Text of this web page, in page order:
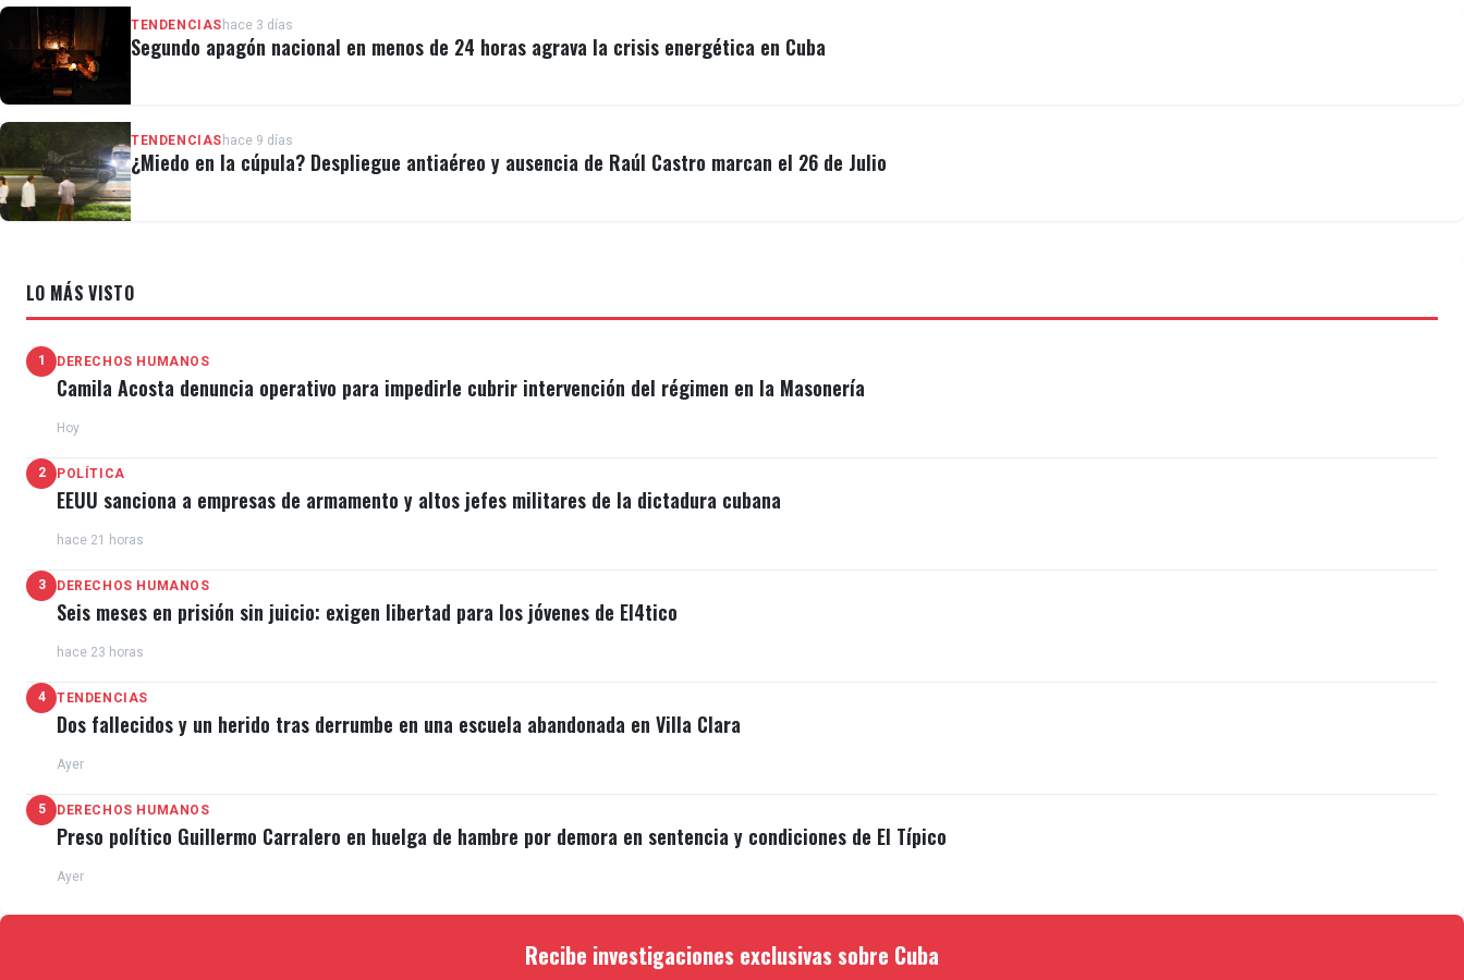
TENDENCIAS hace 3 días
Segundo apagón nacional en menos de 24 horas agrava la crisis energética en Cuba
TENDENCIAS hace 9 días
¿Miedo en la cúpula? Despliegue antiaéreo y ausencia de Raúl Castro marcan el 26 de Julio
LO MÁS VISTO
1 DERECHOS HUMANOS
Camila Acosta denuncia operativo para impedirle cubrir intervención del régimen en la Masonería
Hoy
2 POLÍTICA
EEUU sanciona a empresas de armamento y altos jefes militares de la dictadura cubana
hace 21 horas
3 DERECHOS HUMANOS
Seis meses en prisión sin juicio: exigen libertad para los jóvenes de El4tico
hace 23 horas
4 TENDENCIAS
Dos fallecidos y un herido tras derrumbe en una escuela abandonada en Villa Clara
Ayer
5 DERECHOS HUMANOS
Preso político Guillermo Carralero en huelga de hambre por demora en sentencia y condiciones de El Típico
Ayer
Recibe investigaciones exclusivas sobre Cuba